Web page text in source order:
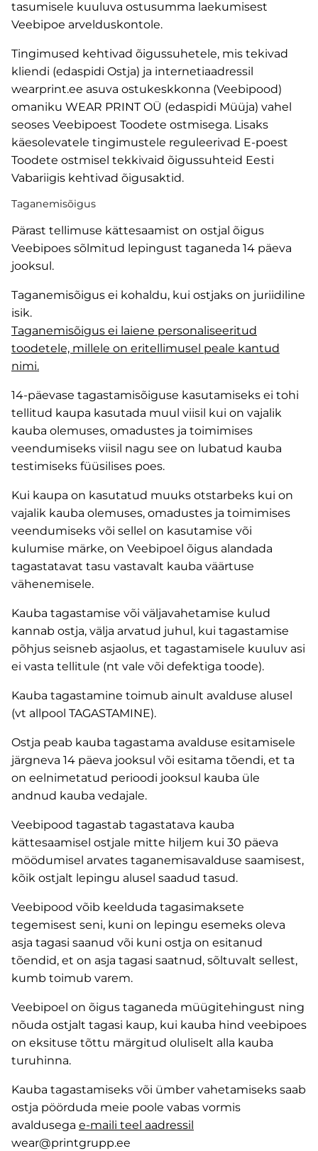
tasumisele kuuluva ostusumma laekumisest
Veebipoe arvelduskontole.
Tingimused kehtivad õigussuhetele, mis tekivad
kliendi (edaspidi Ostja) ja internetiaadressil
wearprint.ee asuva ostukeskkonna (Veebipood)
omaniku WEAR PRINT OÜ (edaspidi Müüja) vahel
seoses Veebipoest Toodete ostmisega. Lisaks
käesolevatele tingimustele reguleerivad E-poest
Toodete ostmisel tekkivaid õigussuhteid Eesti
Vabariigis kehtivad õigusaktid.
Taganemisõigus
Pärast tellimuse kättesaamist on ostjal õigus
Veebipoes sõlmitud lepingust taganeda 14 päeva
jooksul.
Taganemisõigus ei kohaldu, kui ostjaks on juriidiline
isik.
Taganemisõigus ei laiene personaliseeritud
toodetele, millele on eritellimusel peale kantud
nimi.
14-päevase tagastamisõiguse kasutamiseks ei tohi
tellitud kaupa kasutada muul viisil kui on vajalik
kauba olemuses, omadustes ja toimimises
veendumiseks viisil nagu see on lubatud kauba
testimiseks füüsilises poes.
Kui kaupa on kasutatud muuks otstarbeks kui on
vajalik kauba olemuses, omadustes ja toimimises
veendumiseks või sellel on kasutamise või
kulumise märke, on Veebipoel õigus alandada
tagastatavat tasu vastavalt kauba väärtuse
vähenemisele.
Kauba tagastamise või väljavahetamise kulud
kannab ostja, välja arvatud juhul, kui tagastamise
põhjus seisneb asjaolus, et tagastamisele kuuluv asi
ei vasta tellitule (nt vale või defektiga toode).
Kauba tagastamine toimub ainult avalduse alusel
(vt allpool TAGASTAMINE).
Ostja peab kauba tagastama avalduse esitamisele
järgneva 14 päeva jooksul või esitama tõendi, et ta
on eelnimetatud perioodi jooksul kauba üle
andnud kauba vedajale.
Veebipood tagastab tagastatava kauba
kättesaamisel ostjale mitte hiljem kui 30 päeva
möödumisel arvates taganemisavalduse saamisest,
kõik ostjalt lepingu alusel saadud tasud.
Veebipood võib keelduda tagasimaksete
tegemisest seni, kuni on lepingu esemeks oleva
asja tagasi saanud või kuni ostja on esitanud
tõendid, et on asja tagasi saatnud, sõltuvalt sellest,
kumb toimub varem.
Veebipoel on õigus taganeda müügitehingust ning
nõuda ostjalt tagasi kaup, kui kauba hind veebipoes
on eksituse tõttu märgitud oluliselt alla kauba
turuhinna.
Kauba tagastamiseks või ümber vahetamiseks saab
ostja pöörduda meie poole vabas vormis
avaldusega e-maili teel aadressil
wear@printgrupp.ee